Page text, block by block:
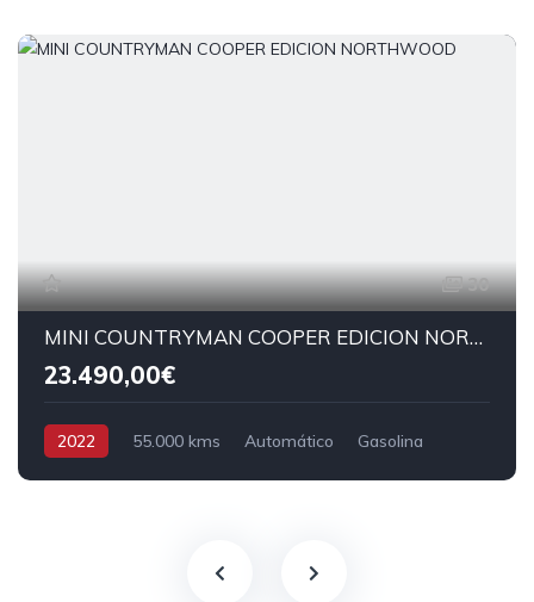
30
MINI COUNTRYMAN COOPER EDICION NORTHWOOD
23.490,00€
2022 55.000 kms Automático
Gasolina